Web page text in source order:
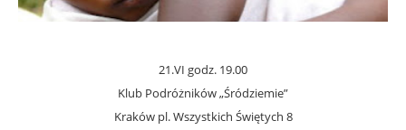
21.VI godz. 19.00
Klub Podróżników „Śródziemie”
Kraków pl. Wszystkich Świętych 8